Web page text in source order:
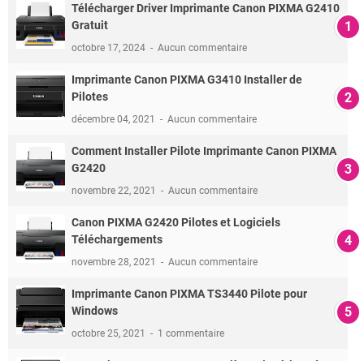
Télécharger Driver Imprimante Canon PIXMA G2410
Gratuit
octobre 17, 2024 Aucun commentaire
Imprimante Canon PIXMA G3410 Installer de
Pilotes
décembre 04, 2021 Aucun commentaire
Comment Installer Pilote Imprimante Canon PIXMA
G2420
novembre 22, 2021 Aucun commentaire
Canon PIXMA G2420 Pilotes et Logiciels
Téléchargements
novembre 28, 2021 Aucun commentaire
Imprimante Canon PIXMA TS3440 Pilote pour
Windows
octobre 25, 2021 1 commentaire